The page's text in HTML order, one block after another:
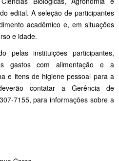
edital. A seleção de participantes
acadêmico e, em situações
e idade.
pelas instituições participantes,
gastos com alimentação e a
e itens de higiene pessoal para a
contatar a Gerência de
7155, para informações sobre a